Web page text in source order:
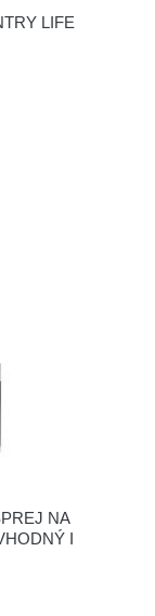
LIFE
NA
I